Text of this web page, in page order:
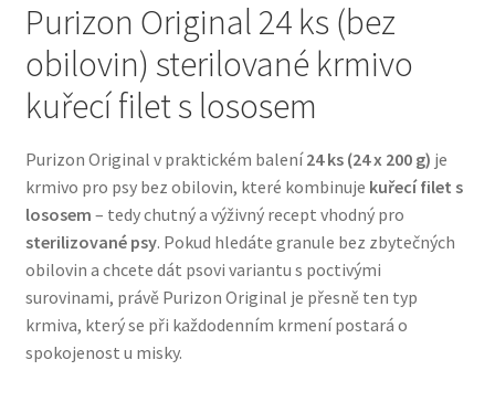
Bozita pro psy — Švédské krmivo s nordickou kvalitou
Brit pro psy
Granule pro psy
Natural Trainer pro psy — Italské krmivo s
přírodními složkami
Happy Dog — Německá kvalita a přirozené složení
Purizon Original 24 ks (bez
obilovin) sterilované krmivo
kuřecí filet s lososem
Purizon Original v praktickém balení24 ks (24 x 200 g) je
krmivo pro psy bez obilovin, které kombinuje kuřecí filet s
lososem – tedy chutný a výživný recept vhodný pro
sterilizované psy. Pokud hledáte granule bez zbytečných
obilovin a chcete dát psovi variantu s poctivými
surovinami, právě Purizon Original je přesně ten typ
krmiva, který se při každodenním krmení postará o
spokojenost u misky.